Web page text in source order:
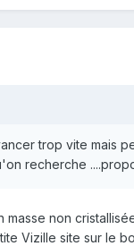
trop vite mais
recherche
non
Vizille site sur le